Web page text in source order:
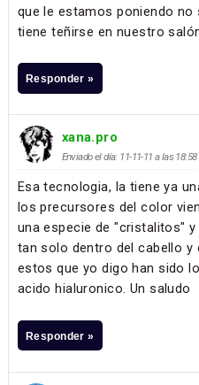
que le estamos poniendo no
tiene teñirse en nuestro
Responder »
xana.pro
Enviado el día: 11-11-11 a las
Esa tecnologia, la tiene ya
los precursores del color
una especie de "cristalitos"
tan solo dentro del cabello
estos que yo digo han sido
acido hialuronico. Un saludo
Responder »